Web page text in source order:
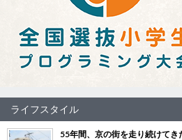
ライフスタイル
55年間、京の街を走り続けて